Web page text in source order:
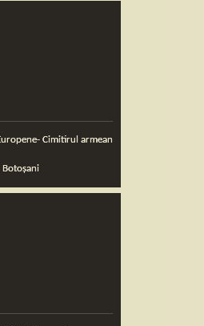
Botoșani